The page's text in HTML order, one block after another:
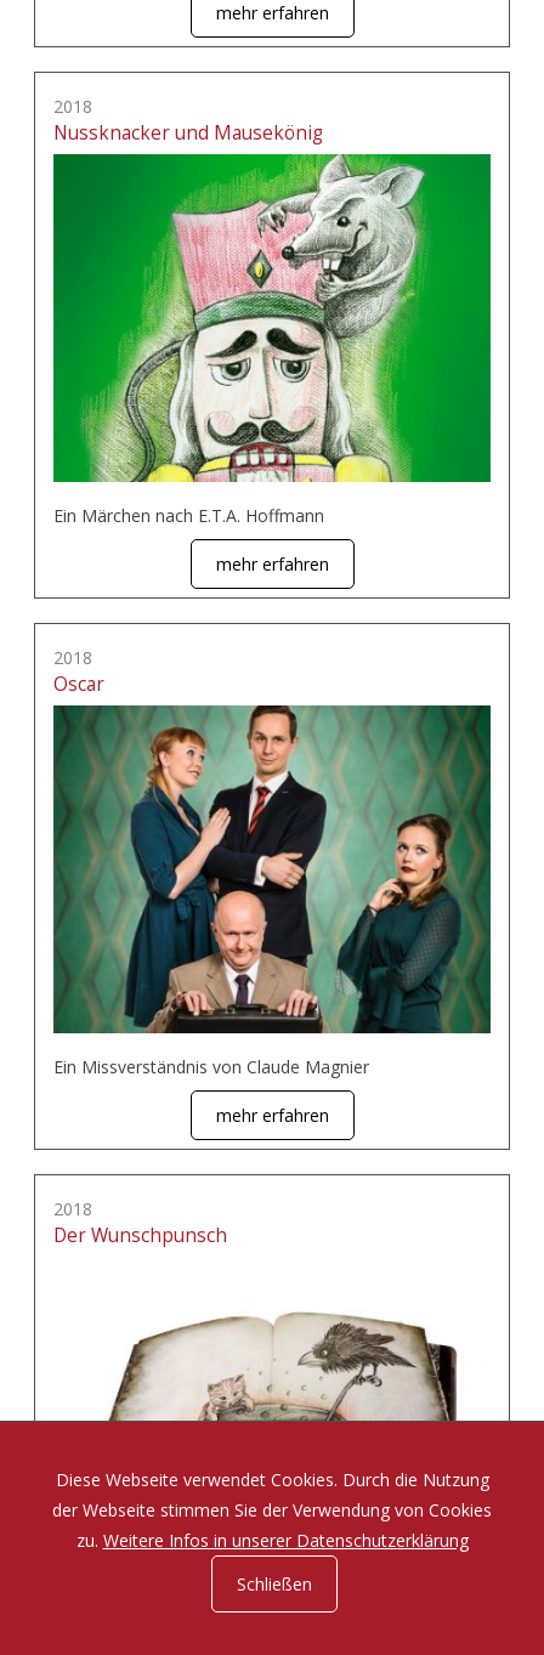
mehr erfahren
2018
Nussknacker und Mausekönig
Ein Märchen nach E.T.A. Hoffmann
mehr erfahren
2018
Oscar
Ein Missverständnis von Claude Magnier
mehr erfahren
2018
Der Wunschpunsch
Eine Zauberposse von Michael Ende
Diese Webseite verwendet Cookies. Durch die Nutzung
der Webseite stimmen Sie der Verwendung von Cookies
zu. Weitere Infos in unserer Datenschutzerklärung
Schließen